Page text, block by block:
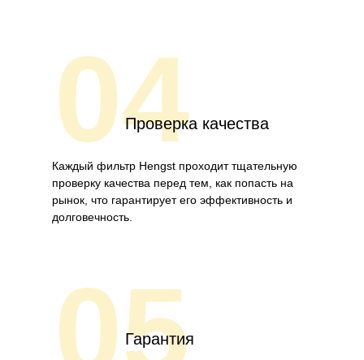
04Проверка качества
Каждый фильтр Hengst проходит тщательную
проверку качества перед тем, как попасть на
рынок, что гарантирует его эффективность и
долговечность.
05
Гарантия